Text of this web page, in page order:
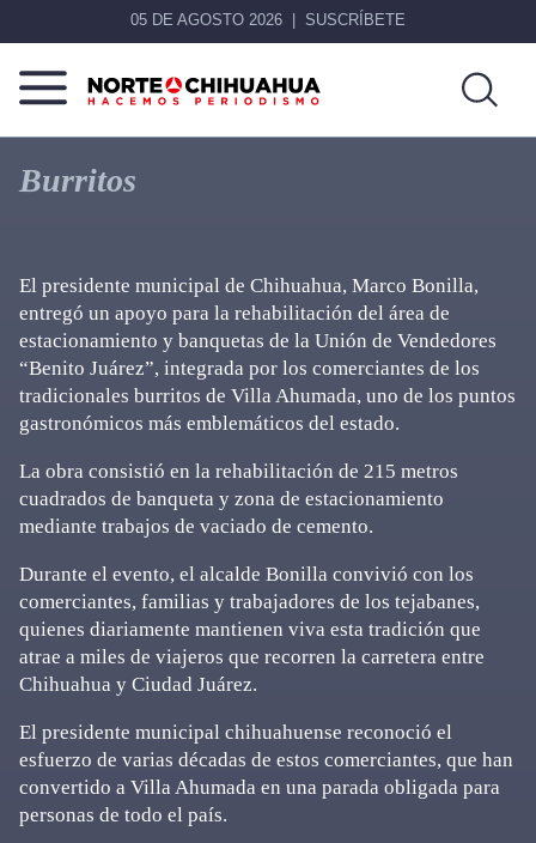
05 DE AGOSTO 2026 SUSCRÍBETE
Norte
De
Chihuahua
Más
que
noticias,
Burritos
El presidente municipal de Chihuahua, Marco Bonilla,
entregó un apoyo para la rehabilitación del área de
estacionamiento y banquetas de la Unión de Vendedores
“Benito Juárez”, integrada por los comerciantes de los
tradicionales burritos de Villa Ahumada, uno de los puntos
gastronómicos más emblemáticos del estado.
La obra consistió en la rehabilitación de 215 metros
cuadrados de banqueta y zona de estacionamiento
mediante trabajos de vaciado de cemento.
Durante el evento, el alcalde Bonilla convivió con los
comerciantes, familias y trabajadores de los tejabanes,
quienes diariamente mantienen viva esta tradición que
atrae a miles de viajeros que recorren la carretera entre
Chihuahua y Ciudad Juárez.
El presidente municipal chihuahuense reconoció el
esfuerzo de varias décadas de estos comerciantes, que han
convertido a Villa Ahumada en una parada obligada para
personas de todo el país.